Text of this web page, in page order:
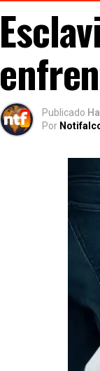
Publicado
Por